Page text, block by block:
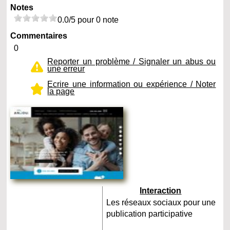
Notes
0.0/5 pour 0 note
Commentaires
0
Reporter un problème / Signaler un abus ou
une erreur
Ecrire une information ou expérience / Noter
la page
Interaction
Les réseaux sociaux pour une
publication participative